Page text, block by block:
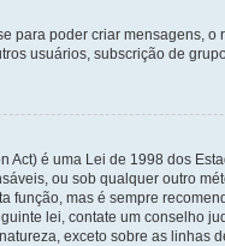
para poder criar mensagens,
usuários, subscrição de
Act) é uma Lei de 1998 dos
ou sob qualquer outro
função, mas é sempre
lei, contate um conselho
exceto sobre as linhas